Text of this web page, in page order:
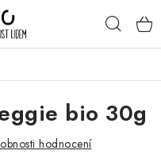
bio 30g
hodnocení